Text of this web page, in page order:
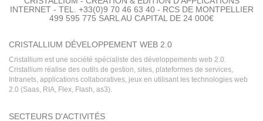
INTERNET - TEL. +33(0)9 70 46 63 40 - RCS DE MONTPELLIER
499 595 775 SARL AU CAPITAL DE 24 000€
CRISTALLIUM DÉVELOPPEMENT WEB 2.0
Cristallium est une société spécialiste des développements web 2.0.
Cristallium réalise des outils de gestion, sites, plateformes de services,
Intranets, applications collaboratives, jeux en utilisant les technologies web
2.0 (Saas, RIA, Flex, Flash, as3).
SECTEURS D'ACTIVITÉS